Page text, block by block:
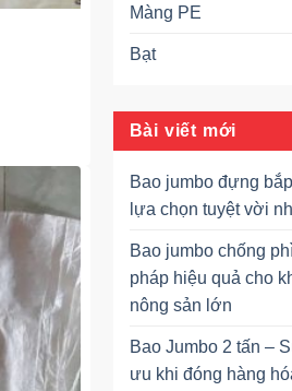
Màng PE
Bạt
Bài viết mới
Bao jumbo đựng
lựa chọn tuyệt vời
Bao jumbo chống
pháp hiệu quả cho
nông sản lớn
Bao Jumbo 2 tấn –
ưu khi đóng hàng